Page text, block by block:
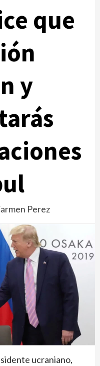
que
y
Perez
ucraniano,